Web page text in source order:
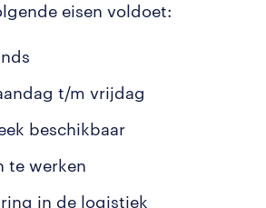
eisen voldoet:
t/m vrijdag
beschikbaar
te werken
in de logistiek